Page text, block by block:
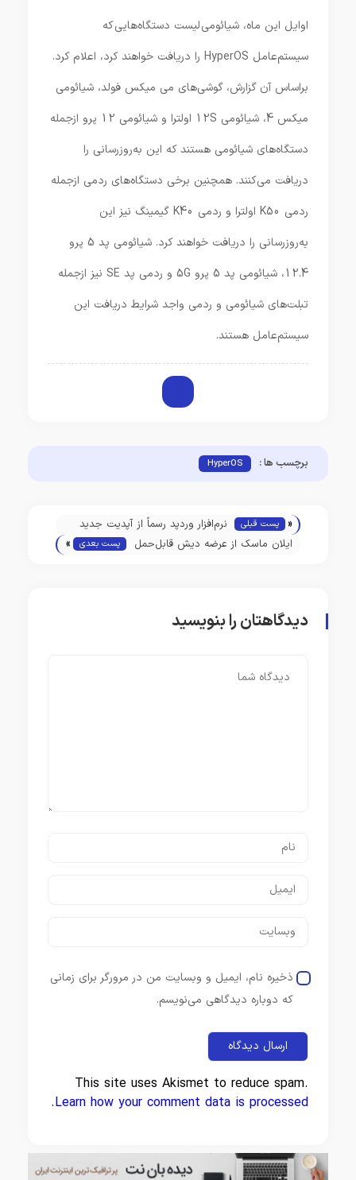
اوایل این ماه، شیائومی لیست دستگاه‌هایی که
سیستم‌عامل HyperOS را دریافت خواهند کرد، اعلام کرد.
براساس آن گزارش، گوشی‌های می میکس فولد، شیائومی
میکس 4، شیائومی 12S اولترا و شیائومی 12 پرو ازجمله
دستگاه‌های شیائومی هستند که این به‌روزرسانی را
دریافت می‌کنند. همچنین برخی دستگاه‌های ردمی ازجمله
ردمی K50 اولترا و ردمی K40 گیمینگ نیز این
به‌روزرسانی را دریافت خواهند کرد. شیائومی پد 5 پرو
12.4، شیائومی پد 5 پرو 5G و ردمی پد SE نیز ازجمله
تبلت‌های شیائومی و ردمی واجد شرایط دریافت این
سیستم‌عامل هستند.
برچسب ها : HyperOS
« پست قبلی
نرم‌افزار وردپد رسماً از آپدیت جدید
ویندوز حذف شد
ایلان ماسک از عرضه دیش قابل‌حمل
پست بعدی »
دیدگاهتان را بنویسید
ذخیره نام، ایمیل و وبسایت من در مرورگر برای زمانی
که دوباره دیدگاهی می‌نویسم.
This site uses Akismet to reduce spam.
Learn how your comment data is processed
.